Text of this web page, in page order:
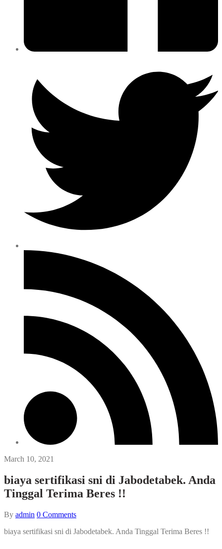
March 10, 2021
biaya sertifikasi sni di Jabodetabek. Anda
Tinggal Terima Beres !!
By admin 0 Comments
biaya sertifikasi sni di Jabodetabek. Anda Tinggal Terima Beres !!